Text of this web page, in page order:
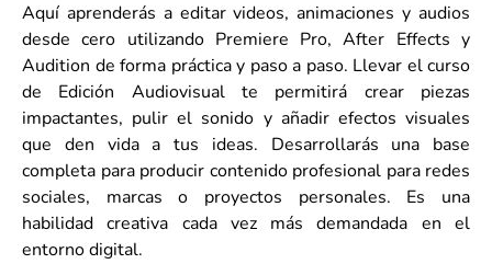
Aquí aprenderás a editar videos, animaciones y audios
desde cero utilizando Premiere Pro, After Effects y
Audition de forma práctica y paso a paso. Llevar el curso
de Edición Audiovisual te permitirá crear piezas
impactantes, pulir el sonido y añadir efectos visuales
que den vida a tus ideas. Desarrollarás una base
completa para producir contenido profesional para redes
sociales, marcas o proyectos personales. Es una
habilidad creativa cada vez más demandada en el
entorno digital.